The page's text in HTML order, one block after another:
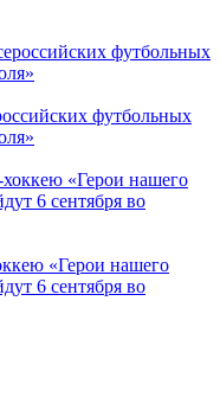
футбольных
«Герои нашего
6 сентября во